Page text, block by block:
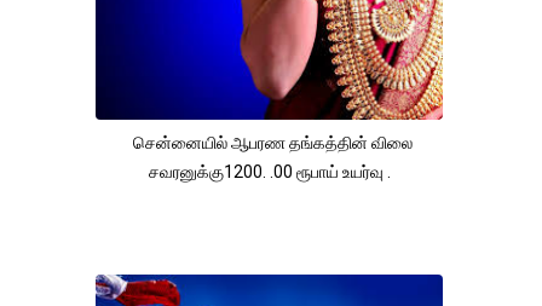
சென்னையில் ஆபரண தங்கத்தின் விலை
சவரனுக்கு1200. .00 ரூபாய் உயர்வு .